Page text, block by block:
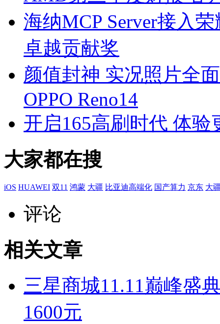
海纳MCP Server接入
卓越贡献奖
颜值封神 实况照片全
OPPO Reno14
开启165高刷时代 体验
大家都在搜
iOS HUAWEI 双11 鸿蒙 大疆 比亚迪高端化 国产算力 京东 大
评论
相关文章
三星商城11.11巅峰盛
1600元